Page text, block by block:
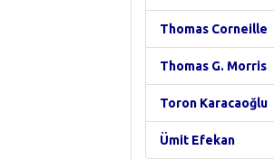
Thomas Corneille
Thomas G. Morris
Toron Karacaoğlu
Ümit Efekan